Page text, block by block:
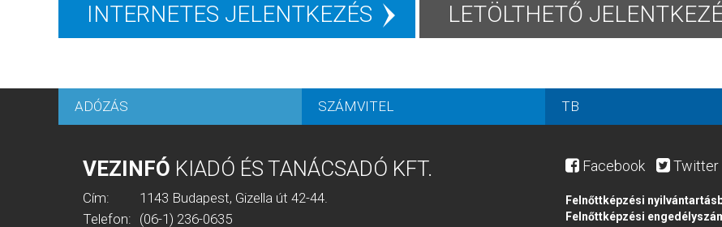
INTERNETES JELENTKEZÉS LETÖLTHETŐ
ADÓZÁS SZÁMVITEL TB
VEZINFÓ KIADÓ ÉS TANÁCSADÓ KFT.
Cím:
1143 Budapest, Gizella út 42-44.
Telefon: (06-1) 236-0635
Facebook Twitter
Felnőttképzési
Felnőttképzési